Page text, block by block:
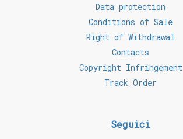
Data protection
Conditions of Sale
Right of Withdrawal
Contacts
Copyright Infringement
Track Order
Seguici